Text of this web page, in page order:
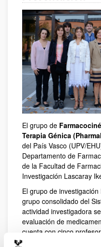
El grupo de
Terapia Génica
del País Vasco (UPV/
Departamento de
de la Facultad de
Investigación Lascaray
El grupo de
grupo consolidado del
actividad investigadora
evaluación de
cuenta con cinco
predoctorales y cuatro